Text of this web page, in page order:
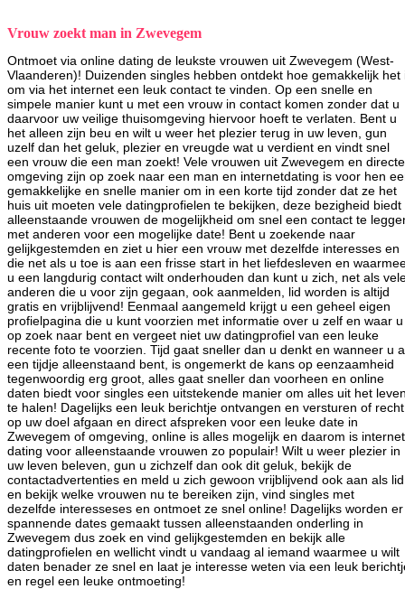
Vrouw zoekt man in Zwevegem
Ontmoet via online dating de leukste vrouwen uit Zwevegem (West-
Vlaanderen)! Duizenden singles hebben ontdekt hoe gemakkelijk het
om via het internet een leuk contact te vinden. Op een snelle en
simpele manier kunt u met een vrouw in contact komen zonder dat u
daarvoor uw veilige thuisomgeving hiervoor hoeft te verlaten. Bent u
het alleen zijn beu en wilt u weer het plezier terug in uw leven, gun
uzelf dan het geluk, plezier en vreugde wat u verdient en vindt snel
een vrouw die een man zoekt! Vele vrouwen uit Zwevegem en directe
omgeving zijn op zoek naar een man en internetdating is voor hen
gemakkelijke en snelle manier om in een korte tijd zonder dat ze het
huis uit moeten vele datingprofielen te bekijken, deze bezigheid biedt
alleenstaande vrouwen de mogelijkheid om snel een contact te
met anderen voor een mogelijke date! Bent u zoekende naar
gelijkgestemden en ziet u hier een vrouw met dezelfde interesses en
die net als u toe is aan een frisse start in het liefdesleven en
u een langdurig contact wilt onderhouden dan kunt u zich, net als
anderen die u voor zijn gegaan, ook aanmelden, lid worden is altijd
gratis en vrijblijvend! Eenmaal aangemeld krijgt u een geheel eigen
profielpagina die u kunt voorzien met informatie over u zelf en waar u
op zoek naar bent en vergeet niet uw datingprofiel van een leuke
recente foto te voorzien. Tijd gaat sneller dan u denkt en wanneer u
een tijdje alleenstaand bent, is ongemerkt de kans op eenzaamheid
tegenwoordig erg groot, alles gaat sneller dan voorheen en online
daten biedt voor singles een uitstekende manier om alles uit het
te halen! Dagelijks een leuk berichtje ontvangen en versturen of recht
op uw doel afgaan en direct afspreken voor een leuke date in
Zwevegem of omgeving, online is alles mogelijk en daarom is internet
dating voor alleenstaande vrouwen zo populair! Wilt u weer plezier in
uw leven beleven, gun u zichzelf dan ook dit geluk, bekijk de
contactadvertenties en meld u zich gewoon vrijblijvend ook aan als lid
en bekijk welke vrouwen nu te bereiken zijn, vind singles met
dezelfde interesseses en ontmoet ze snel online! Dagelijks worden er
spannende dates gemaakt tussen alleenstaanden onderling in
Zwevegem dus zoek en vind gelijkgestemden en bekijk alle
datingprofielen en wellicht vindt u vandaag al iemand waarmee u wilt
daten benader ze snel en laat je interesse weten via een leuk
en regel een leuke ontmoeting!